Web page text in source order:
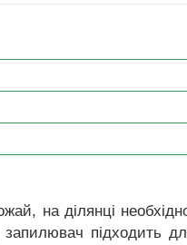
на ділянці
запилювач підходить